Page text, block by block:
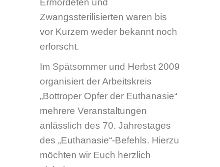
organisiert der Arbeitskreis
„Bottroper Opfer der Euthanasie“
mehrere Veranstaltungen
anlässlich des 70. Jahrestages
möchten wir Euch herzlich
einladen:
Dienstag, 1. September 2009,
18.00 Uhr
Gegen das namelose
Vergessen –